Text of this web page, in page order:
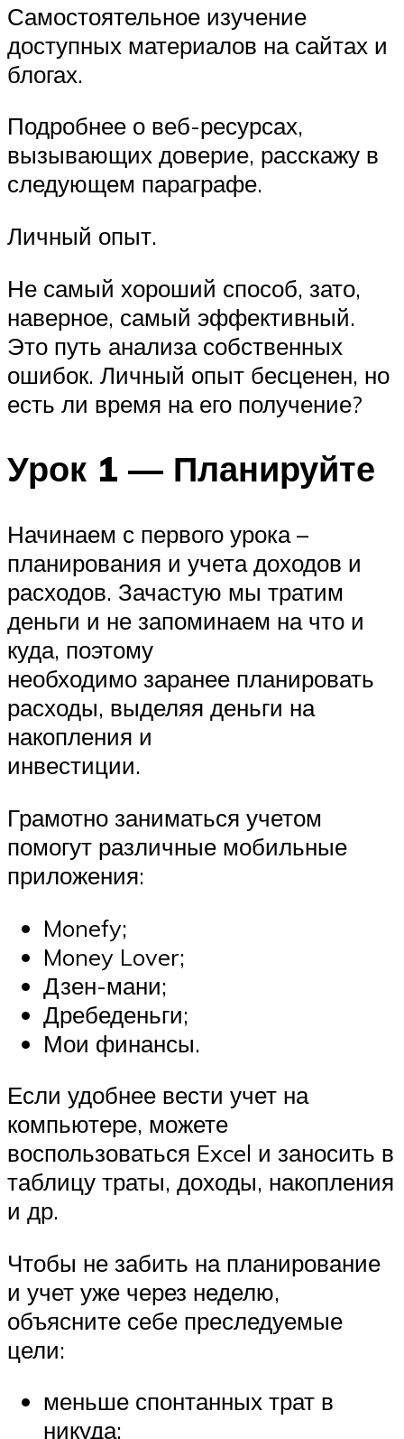
Самостоятельное изучение
доступных материалов на сайтах и
блогах.
Подробнее о веб-ресурсах,
вызывающих доверие, расскажу в
следующем параграфе.
Личный опыт.
Не самый хороший способ, зато,
наверное, самый эффективный.
Это путь анализа собственных
ошибок. Личный опыт бесценен, но
есть ли время на его получение?
Урок 1 — Планируйте
Начинаем с первого урока –
планирования и учета доходов и
расходов. Зачастую мы тратим
деньги и не запоминаем на что и
куда, поэтому
необходимо заранее планировать
расходы, выделяя деньги на
накопления и
инвестиции.
Грамотно заниматься учетом
помогут различные мобильные
приложения:
Monefy;
Money Lover;
Дзен-мани;
Дребеденьги;
Мои финансы.
Если удобнее вести учет на
компьютере, можете
воспользоваться Excel и заносить в
таблицу траты, доходы, накопления
и др.
Чтобы не забить на планирование
и учет уже через неделю,
объясните себе преследуемые
цели:
меньше спонтанных трат в
никуда;